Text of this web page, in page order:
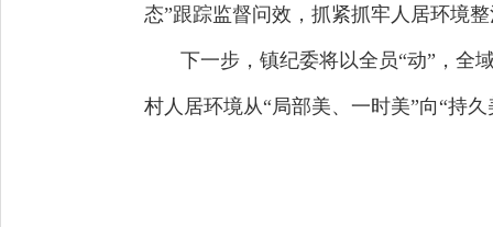
态”跟踪监督问效，抓紧抓牢人居环境
下一步，镇纪委将以全员“动”，全
村人居环境从“局部美、一时美”向“持